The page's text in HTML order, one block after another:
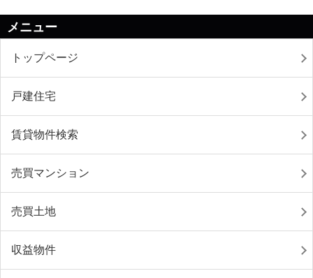
メニュー
トップページ
戸建住宅
賃貸物件検索
売買マンション
売買土地
収益物件